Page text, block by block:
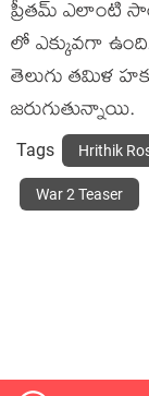
ప్రీతమ్ ఎలాంటి
లో ఎక్కువగా
తెలుగు తమిళ
జరుగుతున్నాయి.
Tags Hrithik
War 2 Teaser